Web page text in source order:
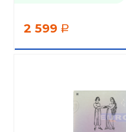
2 599 a